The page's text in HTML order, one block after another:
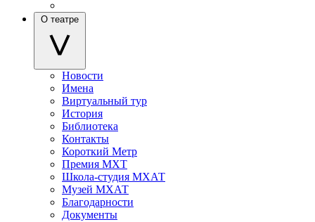
О театре
Новости
Имена
Виртуальный тур
История
Библиотека
Контакты
Короткий Метр
Премия МХТ
Школа-студия МХАТ
Музей МХАТ
Благодарности
Документы